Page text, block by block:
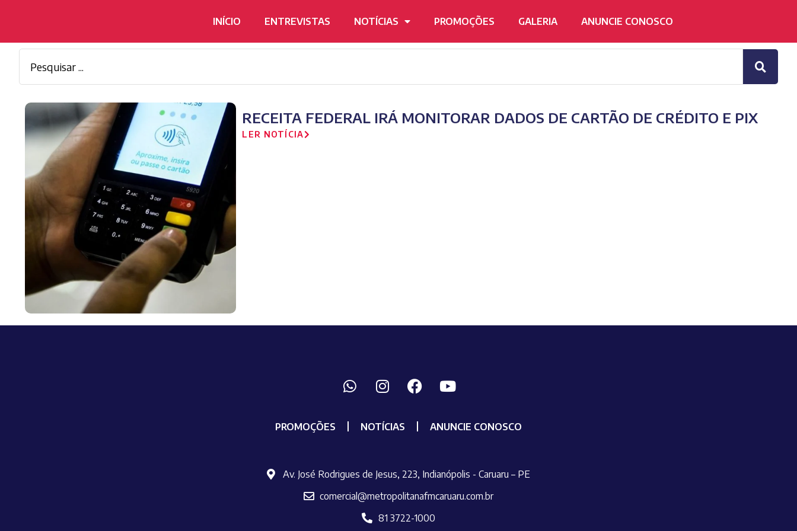
INÍCIO ENTREVISTAS NOTÍCIAS PROMOÇÕES GALERIA ANUNCIE CONOSCO
RECEITA FEDERAL IRÁ MONITORAR DADOS DE CARTÃO DE CRÉDITO E PIX
LER NOTÍCIA
PROMOÇÕES NOTÍCIAS ANUNCIE CONOSCO
Av. José Rodrigues de Jesus, 223, Indianópolis - Caruaru – PE
comercial@metropolitanafmcaruaru.com.br
81 3722-1000